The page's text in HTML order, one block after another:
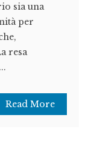
sia una
per
resa
Read More